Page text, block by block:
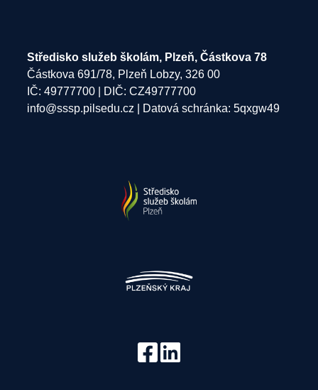
Středisko služeb školám, Plzeň, Částkova 78
Částkova 691/78, Plzeň Lobzy, 326 00
IČ: 49777700 | DIČ: CZ49777700
info@sssp.pilsedu.cz | Datová schránka: 5qxgw49